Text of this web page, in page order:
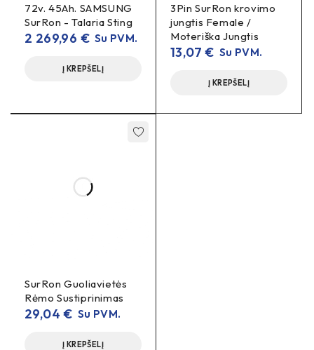
72v. 45Ah. SAMSUNG
SurRon - Talaria Sting
2 269,96 € Su PVM.
Į KREPŠELĮ
3Pin SurRon krovimo
jungtis Female /
Moteriška Jungtis
13,07€ Su PVM.
Į KREPŠELĮ
SurRon Guoliavietės
Rėmo Sustiprinimas
29,04€ Su PVM.
Į KREPŠELĮ